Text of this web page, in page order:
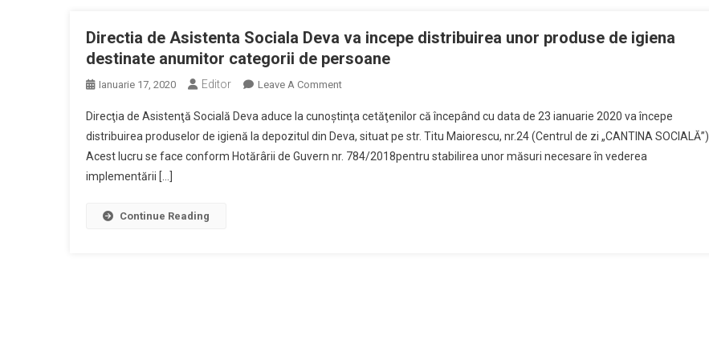
Anumitor
De
Persoane
Deva
Directia de Asistenta Sociala Deva va incepe distribuirea unor produse de igiena
destinate anumitor categorii de persoane
Ianuarie 17, 2020 Editor Leave A CommentOn
De
Asistenta
Sociala
Direcţia de Asistenţă Socială Deva aduce la cunoştinţa cetăţenilor că începând cu data de 23 ianuarie 2020 va începe
distribuirea produselor de igienă la depozitul din Deva, situat pe str. Titu Maiorescu, nr.24 (Centrul de zi „CANTINA SOCIALĂ”).
Acest lucru se face conform Hotărârii de Guvern nr. 784/2018pentru stabilirea unor măsuri necesare în vederea
implementării […]
Continue Reading